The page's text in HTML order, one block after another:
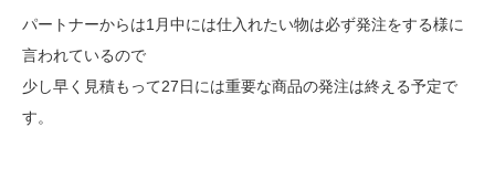
パートナーからは1月中には仕入れたい物は必ず発注をする様に
言われているので
少し早く見積もって27日には重要な商品の発注は終える予定で
す。